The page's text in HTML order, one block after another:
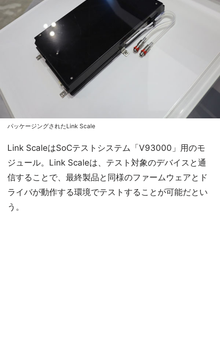
パッケージングされたLink Scale
Link ScaleはSoCテストシステム「V93000」用のモ
ジュール。Link Scaleは、テスト対象のデバイスと通
信することで、最終製品と同様のファームウェアとド
ライバが動作する環境でテストすることが可能だとい
う。